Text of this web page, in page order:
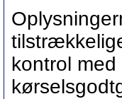
kontrol